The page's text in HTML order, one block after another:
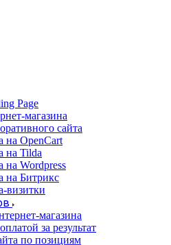
Page
магазина
сайта
на OpenCart
на Tilda
на Wordpress
на Битрикс
визитки
магазина
за результат
по позициям